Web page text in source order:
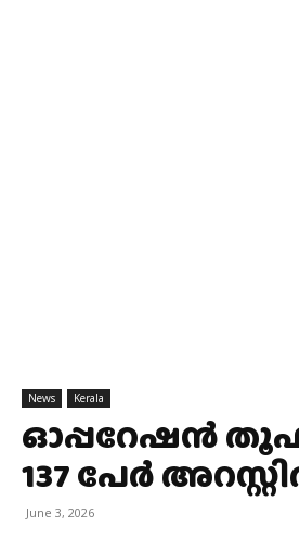
News Kerala
ഓപ്പറേഷൻ
137 പേർ
June 3, 2026